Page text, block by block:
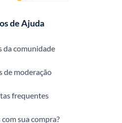
de Ajuda
da comunidade
de moderação
frequentes
sua compra?